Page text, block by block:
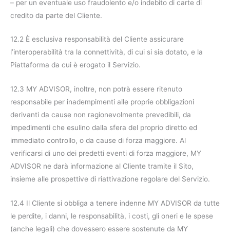
– per un eventuale uso fraudolento e/o indebito di carte di
credito da parte del Cliente.
12.2 È esclusiva responsabilità del Cliente assicurare
l’interoperabilità tra la connettività, di cui si sia dotato, e la
Piattaforma da cui è erogato il Servizio.
12.3 MY ADVISOR, inoltre, non potrà essere ritenuto
responsabile per inadempimenti alle proprie obbligazioni
derivanti da cause non ragionevolmente prevedibili, da
impedimenti che esulino dalla sfera del proprio diretto ed
immediato controllo, o da cause di forza maggiore. Al
verificarsi di uno dei predetti eventi di forza maggiore, MY
ADVISOR ne darà informazione al Cliente tramite il Sito,
insieme alle prospettive di riattivazione regolare del Servizio.
12.4 Il Cliente si obbliga a tenere indenne MY ADVISOR da tutte
le perdite, i danni, le responsabilità, i costi, gli oneri e le spese
(anche legali) che dovessero essere sostenute da MY